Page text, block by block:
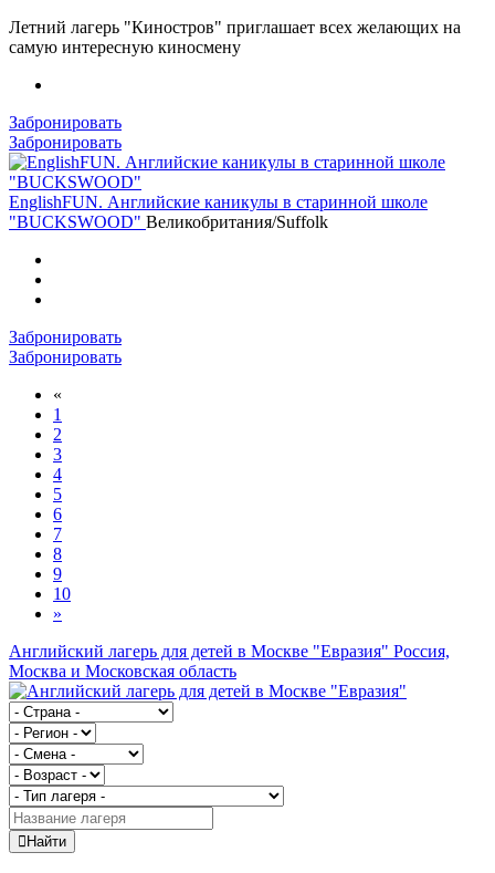
Летний лагерь "Киностров" приглашает всех желающих на
самую интересную киносмену
Забронировать
Забронировать
EnglishFUN. Английские каникулы в старинной школе
"BUCKSWOOD" Великобритания/Suffolk
Забронировать
Забронировать
«
1
2
3
4
5
6
7
8
9
10
»
Английский лагерь для детей в Москве "Евразия" Россия,
Москва и Московская область
Найти